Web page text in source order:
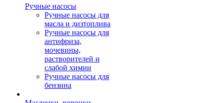
Ручные насосы
Ручные насосы для
масла и дизтоплива
Ручные насосы для
антифриза,
мочевины,
растворителей и
слабой химии
Ручные насосы для
бензина